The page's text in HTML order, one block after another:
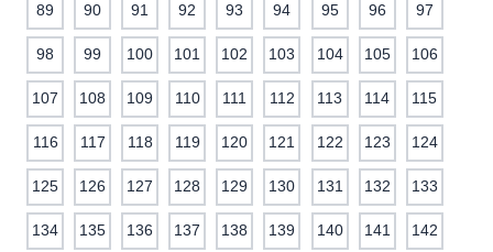
89 90 91 92 93 94 95 96 97
98 99 100 101 102 103 104 105 106
107 108 109 110 111 112 113 114 115
116 117 118 119 120 121 122 123 124
125 126 127 128 129 130 131 132 133
134 135 136 137 138 139 140 141 142